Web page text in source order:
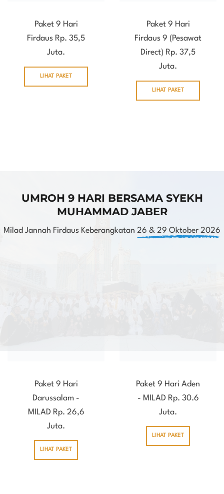
Paket 9 Hari
Firdaus Rp. 35,5
Juta.
LIHAT PAKET
Paket 9 Hari
Firdaus 9 (Pesawat
Direct) Rp. 37,5
Juta.
LIHAT PAKET
UMROH 9 HARI BERSAMA SYEKH
MUHAMMAD JABER
Milad Jannah Firdaus Keberangkatan 26 & 29 Oktober 2026
Paket 9 Hari
Darussalam -
MILAD Rp. 26,6
Juta.
LIHAT PAKET
Paket 9 Hari Aden
- MILAD Rp. 30.6
Juta.
LIHAT PAKET